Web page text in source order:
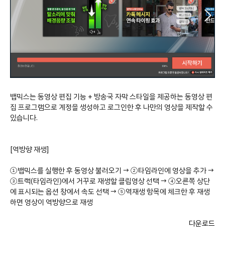
뱁믹스는 동영상 편집 기능 + 방송국 자막 스타일을 제공하는 동영상 편
집 프로그램으로 계정을 생성하고 로그인한 후 나만의 영상을 제작할 수
있습니다.
[역방향 재생]
①뱁믹스를 실행한 후 동영상 불러오기 → ②타임라인에 영상을 추가 →
③트랙(타임라인)에서 거꾸로 재생할 클립영상 선택 → ④오른쪽 상단
에 표시되는 옵션 창에서 속도 선택 → ⑤역재생 항목에 체크한 후 재생
하면 영상이 역방향으로 재생
다운로드